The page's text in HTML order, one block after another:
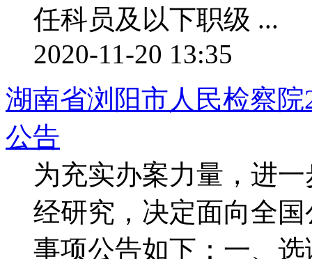
任科员及以下职级 ...
2020-11-20 13:35
湖南省浏阳市人民检察
公告
为充实办案力量，进
经研究，决定面向全
事项公告如下：一、